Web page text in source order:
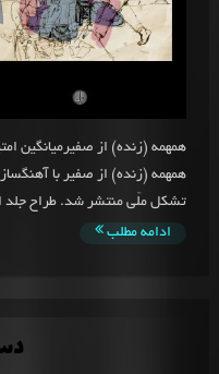
تشکل ملّی منتشر شد. طراح جلد
ادامه مطلب